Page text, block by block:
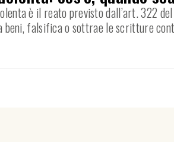
è il reato previsto dall’art. 322
beni, falsifica o sottrae le scritture